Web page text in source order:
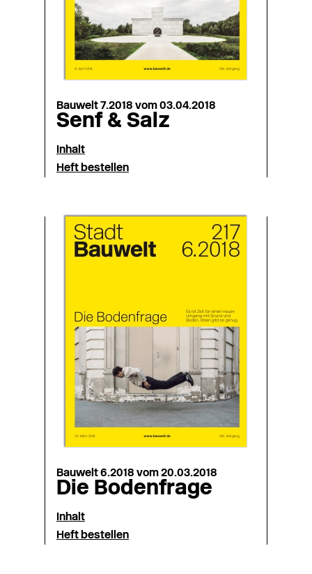
Bauwelt 7.2018 vom 03.04.2018
Senf & Salz
Inhalt
Heft bestellen
Bauwelt 6.2018 vom 20.03.2018
Die Bodenfrage
Inhalt
Heft bestellen